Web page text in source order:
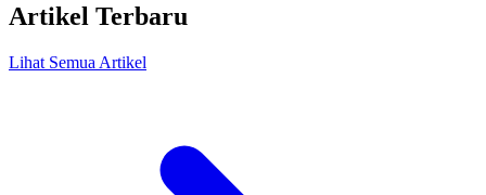
Artikel Terbaru
Lihat Semua Artikel